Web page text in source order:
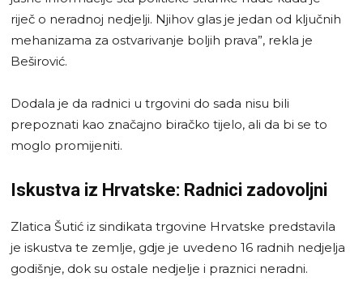
riječ o neradnoj nedjelji. Njihov glas je jedan od ključnih
mehanizama za ostvarivanje boljih prava”, rekla je
Beširović.
Dodala je da radnici u trgovini do sada nisu bili
prepoznati kao značajno biračko tijelo, ali da bi se to
moglo promijeniti.
Iskustva iz Hrvatske: Radnici zadovoljni
Zlatica Šutić iz sindikata trgovine Hrvatske predstavila
je iskustva te zemlje, gdje je uvedeno 16 radnih nedjelja
godišnje, dok su ostale nedjelje i praznici neradni.